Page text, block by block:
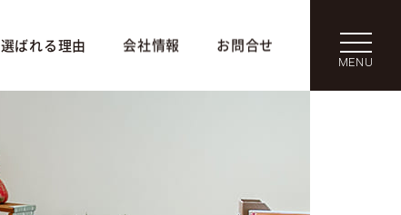
選ばれる理由 会社情報 お問合せ
MENU